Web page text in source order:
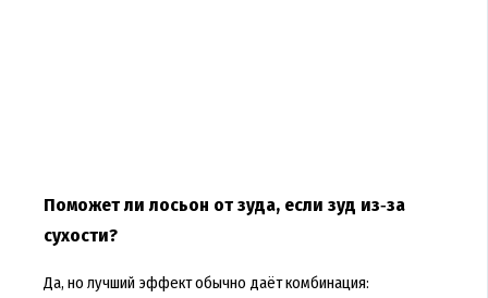
Поможет ли лосьон от зуда, если зуд из‑за
сухости?
Да, но лучший эффект обычно даёт комбинация: